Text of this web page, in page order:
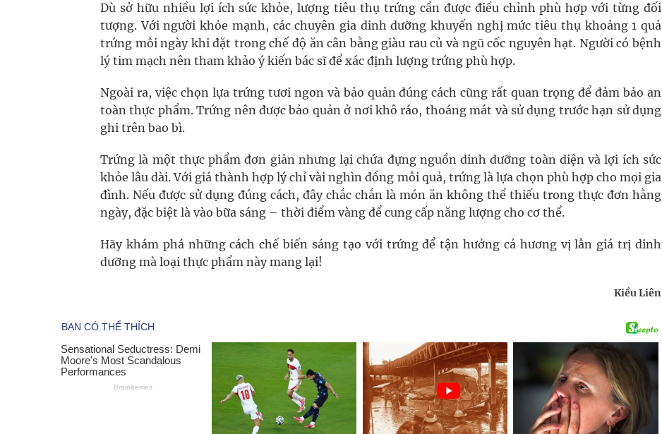
Dù sở hữu nhiều lợi ích sức khỏe, lượng tiêu thụ trứng cần được điều chỉnh phù hợp với từng đối
tượng. Với người khỏe mạnh, các chuyên gia dinh dưỡng khuyến nghị mức tiêu thụ khoảng 1 quả
trứng mỗi ngày khi đặt trong chế độ ăn cân bằng giàu rau củ và ngũ cốc nguyên hạt. Người có bệnh
lý tim mạch nên tham khảo ý kiến bác sĩ để xác định lượng trứng phù hợp.
Ngoài ra, việc chọn lựa trứng tươi ngon và bảo quản đúng cách cũng rất quan trọng để đảm bảo an
toàn thực phẩm. Trứng nên được bảo quản ở nơi khô ráo, thoáng mát và sử dụng trước hạn sử dụng
ghi trên bao bì.
Trứng là một thực phẩm đơn giản nhưng lại chứa đựng nguồn dinh dưỡng toàn diện và lợi ích sức
khỏe lâu dài. Với giá thành hợp lý chỉ vài nghìn đồng mỗi quả, trứng là lựa chọn phù hợp cho mọi gia
đình. Nếu được sử dụng đúng cách, đây chắc chắn là món ăn không thể thiếu trong thực đơn hằng
ngày, đặc biệt là vào bữa sáng – thời điểm vàng để cung cấp năng lượng cho cơ thể.
Hãy khám phá những cách chế biến sáng tạo với trứng để tận hưởng cả hương vị lẫn giá trị dinh
dưỡng mà loại thực phẩm này mang lại!
Kiều Liên